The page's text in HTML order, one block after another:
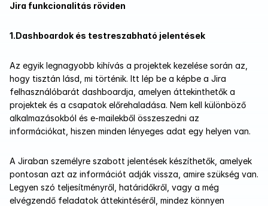
Jira funkcionalitás röviden
1.Dashboardok és testreszabható jelentések
Az egyik legnagyobb kihívás a projektek kezelése során az,
hogy tisztán lásd, mi történik. Itt lép be a képbe a Jira
felhasználóbarát dashboardja, amelyen áttekinthetők a
projektek és a csapatok előrehaladása. Nem kell különböző
alkalmazásokból és e-mailekből összeszedni az
információkat, hiszen minden lényeges adat egy helyen van.
A Jiraban személyre szabott jelentések készíthetők, amelyek
pontosan azt az információt adják vissza, amire szükség van.
Legyen szó teljesítményről, határidőkről, vagy a még
elvégzendő feladatok áttekintéséről, mindez könnyen